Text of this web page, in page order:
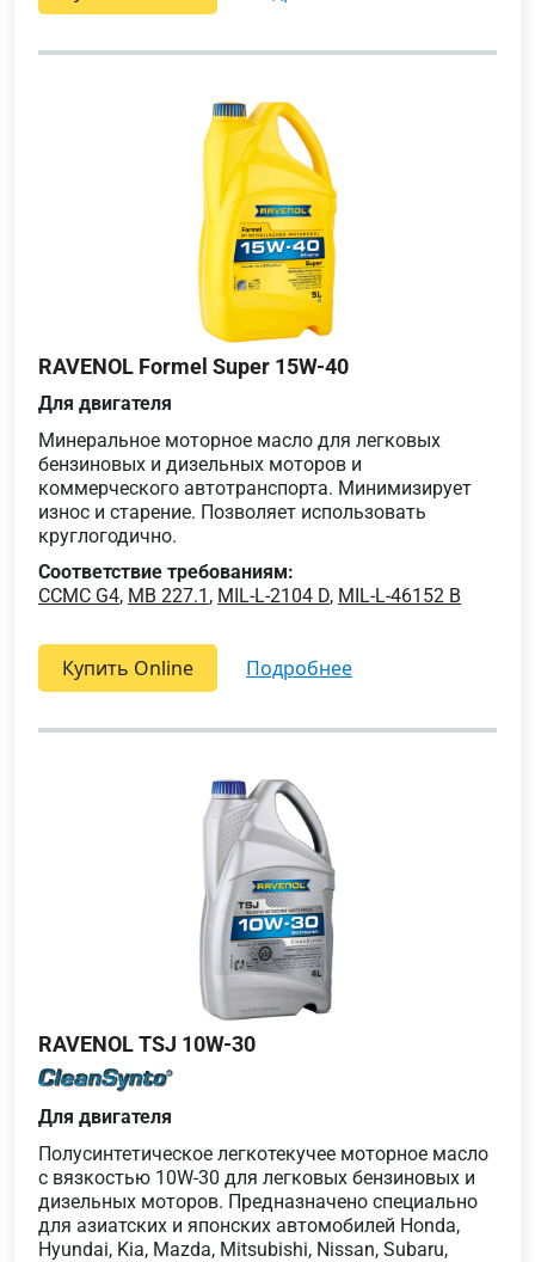
RAVENOL Formel Super 15W-40
Для двигателя
Минеральное моторное масло для легковых
бензиновых и дизельных моторов и
коммерческого автотранспорта. Минимизирует
износ и старение. Позволяет использовать
круглогодично.
Соответствие требованиям:
CCMC G4, MB 227.1 , MIL-L-2104 D, MIL-L-46152 B
Купить Online подробнее
RAVENOL TSJ 10W-30
Для двигателя
Полусинтетическое легкотекучее моторное масло
с вязкостью 10W-30 для легковых бензиновых и
дизельных моторов. Предназначено специально
для азиатских и японских автомобилей Honda,
Hyundai, Kia, Mazda, Mitsubishi, Nissan, Subaru,